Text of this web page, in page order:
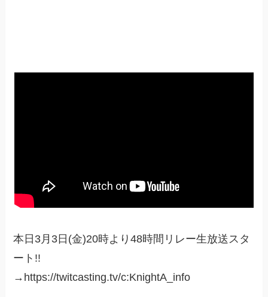
本日3月3日(金)20時より48時間リレー生放送スタ
ート!!
→https://twitcasting.tv/c:KnightA_info